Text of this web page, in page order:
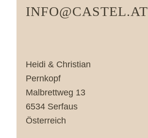
INFO@CASTEL.AT
Heidi & Christian
Pernkopf
Malbrettweg 13
6534 Serfaus
Österreich